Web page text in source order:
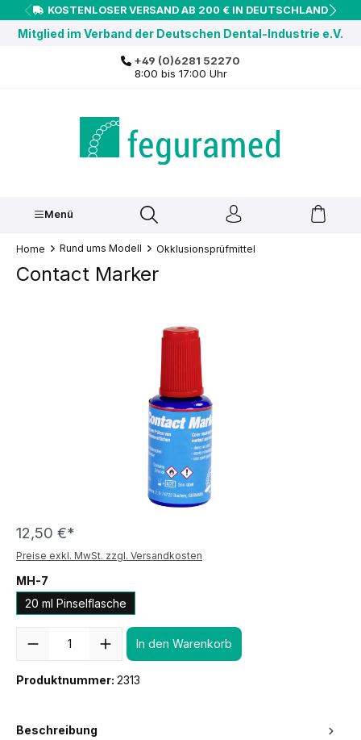
springen
KOSTENLOSER VERSAND AB 200 € IN DEUTSCHLAND
Mitglied im Verband der Deutschen Dental-Industrie e.V.
+49 (0)6281 52270
8:00 bis 17:00 Uhr
Menü
Home Rund ums Modell Okklusionsprüfmittel
Contact Marker
12,50 €*
Preise exkl. MwSt. zzgl. Versandkosten
MH-7
20 ml Pinselflasche
In den Warenkorb
Produktnummer: 2313
Beschreibung